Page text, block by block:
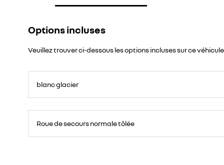
Options incluses
Veuillez trouver ci-dessous les options incluses sur ce véhicule
blanc glacier
secours
Roue de secours normale tôlée